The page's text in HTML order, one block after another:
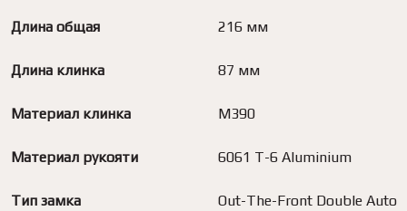
Длина общая 216 мм
Длина клинка 87 мм
Материал клинка M390
Материал рукояти 6061 T-6 Aluminium
Тип замка Out-The-Front Double Auto